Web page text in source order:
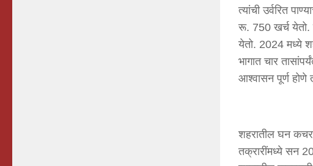
त्यांची उर्वरित
रू. 750 खर्च येतो.
येतो. 2024 मध्ये
भागात चार
आश्वासन पूर्ण होणे
शहरातील घन
तक्रारींमध्ये सन